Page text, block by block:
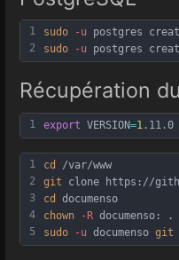
1
2
sudo -u postgres
sudo
-u postgres
Récupération
1 export VERSION=1 .11.0
1
2
3
4
5
cd
/var/www
git clone https://
cd
documenso
chown
-R documenso: .
sudo
-u documenso git